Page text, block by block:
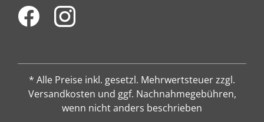
* Alle Preise inkl. gesetzl. Mehrwertsteuer zzgl.
Versandkosten und ggf. Nachnahmegebühren,
wenn nicht anders beschrieben